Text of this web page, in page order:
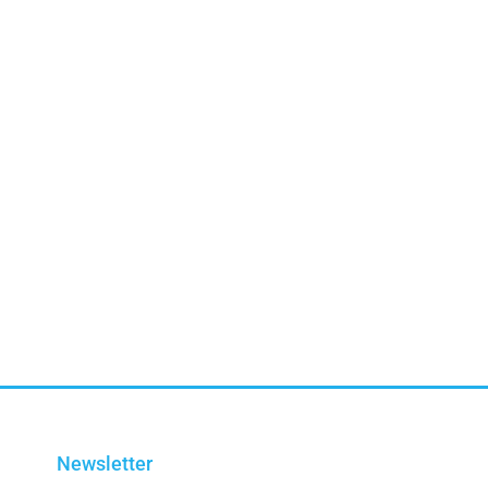
Newsletter